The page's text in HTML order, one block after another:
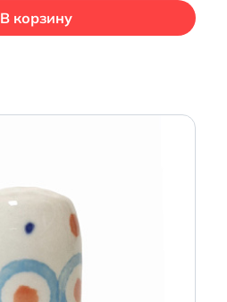
В корзину